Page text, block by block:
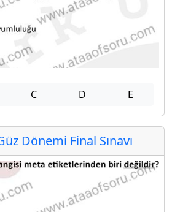
C D E
Dönemi Final Sınavı